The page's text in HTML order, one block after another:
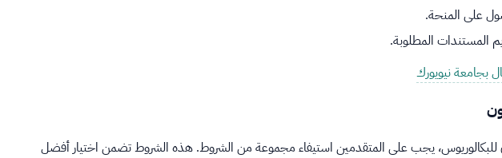
على المنحة.
المستندات المطلوبة.
بجامعة نيويورك
يجب على المتقدمين استيفاء مجموعة من الشروط. هذه الشروط تضمن اختيار أفضل